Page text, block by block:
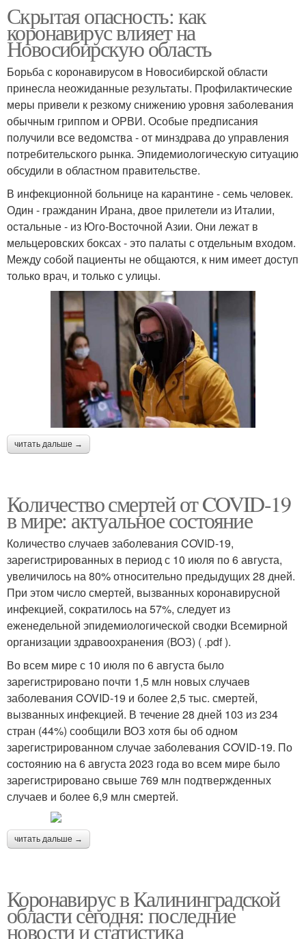
Скрытая опасность: как
коронавирус влияет на
Новосибирскую область
Борьба с коронавирусом в Новосибирской области
принесла неожиданные результаты. Профилактические
меры привели к резкому снижению уровня заболевания
обычным гриппом и ОРВИ. Особые предписания
получили все ведомства - от минздрава до управления
потребительского рынка. Эпидемиологическую ситуацию
обсудили в областном правительстве.
В инфекционной больнице на карантине - семь человек.
Один - гражданин Ирана, двое прилетели из Италии,
остальные - из Юго-Восточной Азии. Они лежат в
мельцеровских боксах - это палаты с отдельным входом.
Между собой пациенты не общаются, к ним имеет доступ
только врач, и только с улицы.
читать дальше →
Количество смертей от COVID-19
в мире: актуальное состояние
Количество случаев заболевания COVID-19,
зарегистрированных в период с 10 июля по 6 августа,
увеличилось на 80% относительно предыдущих 28 дней.
При этом число смертей, вызванных коронавирусной
инфекцией, сократилось на 57%, следует из
еженедельной эпидемиологической сводки Всемирной
организации здравоохранения (ВОЗ) ( .pdf ).
Во всем мире с 10 июля по 6 августа было
зарегистрировано почти 1,5 млн новых случаев
заболевания COVID-19 и более 2,5 тыс. смертей,
вызванных инфекцией. В течение 28 дней 103 из 234
стран (44%) сообщили ВОЗ хотя бы об одном
зарегистрированном случае заболевания COVID-19. По
состоянию на 6 августа 2023 года во всем мире было
зарегистрировано свыше 769 млн подтвержденных
случаев и более 6,9 млн смертей.
читать дальше →
Коронавирус в Калининградской
области сегодня: последние
новости и статистика